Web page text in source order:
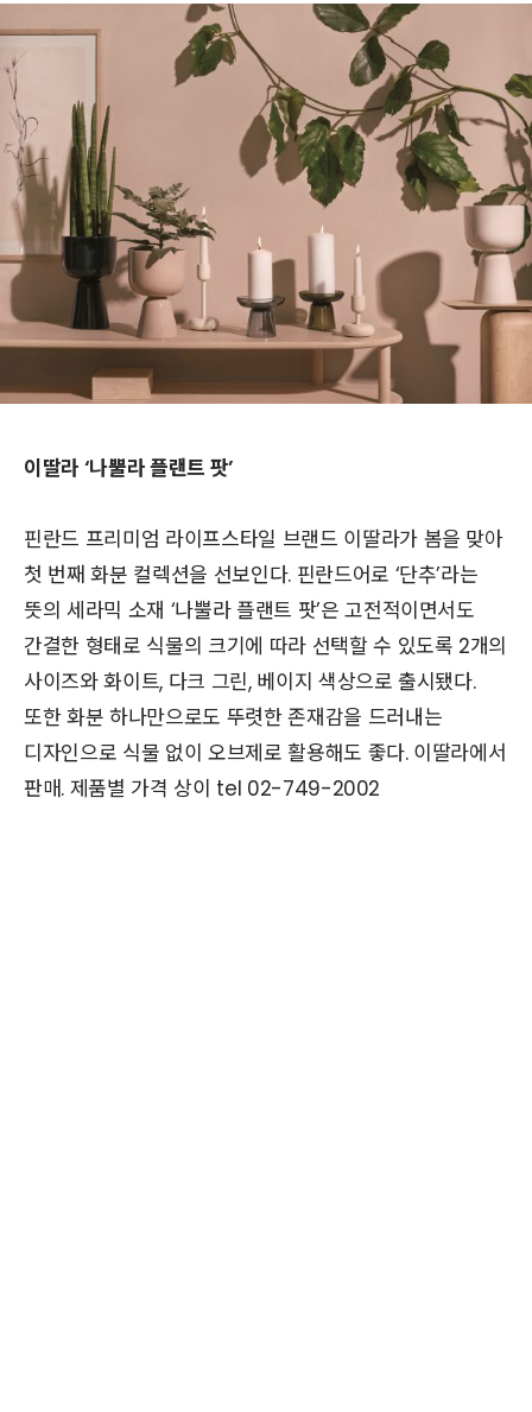
이딸라 ‘나뿔라 플랜트 팟’
핀란드 프리미엄 라이프스타일 브랜드 이딸라가 봄을 맞아
첫 번째 화분 컬렉션을 선보인다. 핀란드어로 ‘단추’라는
뜻의 세라믹 소재 ‘나뿔라 플랜트 팟’은 고전적이면서도
간결한 형태로 식물의 크기에 따라 선택할 수 있도록 2개의
사이즈와 화이트, 다크 그린, 베이지 색상으로 출시됐다.
또한 화분 하나만으로도 뚜렷한 존재감을 드러내는
디자인으로 식물 없이 오브제로 활용해도 좋다. 이딸라에서
판매. 제품별 가격 상이 tel 02-749-2002